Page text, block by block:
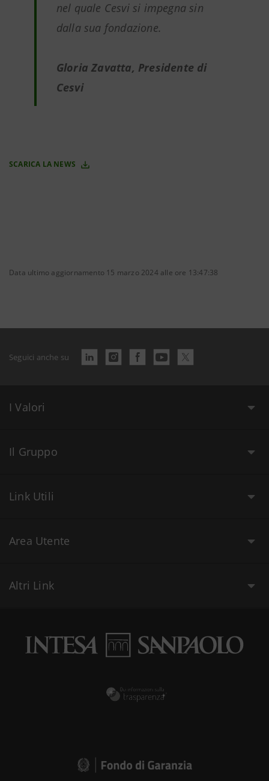
nel quale Cesvi si impegna sin
dalla sua fondazione.
Gloria Zavatta, Presidente di
Cesvi
SCARICA LA NEWS
Data ultimo aggiornamento 15 marzo 2024 alle ore 13:47:38
Seguici anche su
I Valori
Il Gruppo
Link Utili
Area Utente
Altri Link